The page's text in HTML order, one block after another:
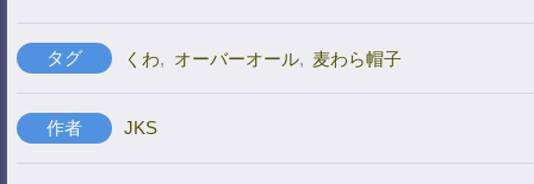
タグ くわ, オーバーオール, 麦わら帽子
作者 JKS